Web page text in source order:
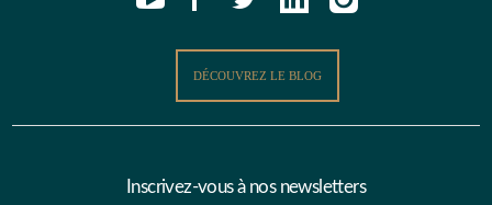
DÉCOUVREZ LE BLOG
Inscrivez-vous à nos newsletters